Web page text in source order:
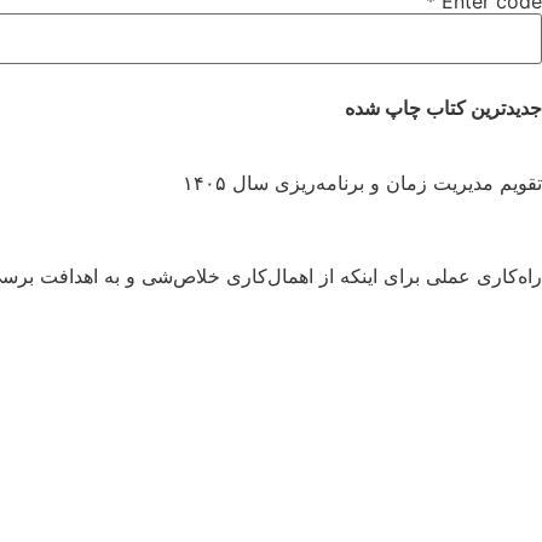
جدیدترین کتاب چاپ شده
تقویم مدیریت زمان و برنامه‌ریزی سال ۱۴۰۵
راه‌کاری عملی برای اینکه از اهمال‌کاری خلاص‌شی و به اهدافت